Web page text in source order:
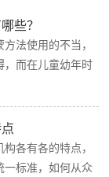
些？
法使用的不当，
，而在儿童幼年时
各有各的特点，
一标准，如何从众